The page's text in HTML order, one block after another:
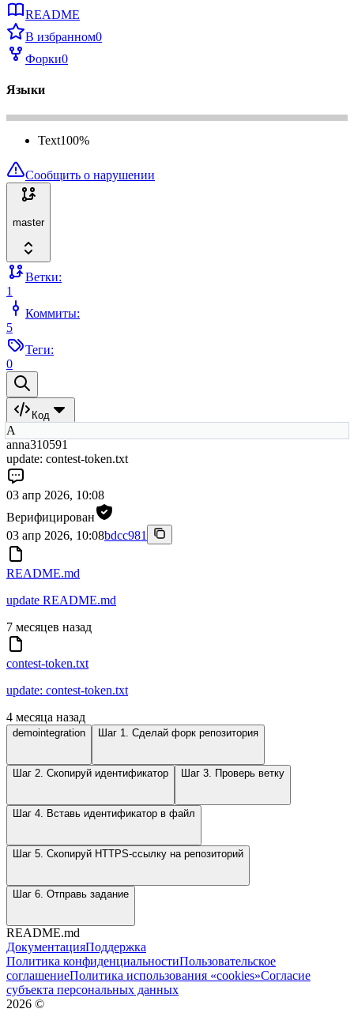
README
В избранном0
Форки0
Языки
Text100%
Сообщить о нарушении
master
Ветки:
1
Коммиты:
5
Теги:
0
Код
A
anna310591
update: contest-token.txt
03 апр 2026, 10:08
Верифицирован
03 апр 2026, 10:08bdcc981
README.md
update README.md
7 месяцев назад
contest-token.txt
update: contest-token.txt
4 месяца назад
demointegration Шаг 1. Сделай форк репозитория
Шаг 2. Скопируй идентификатор Шаг 3. Проверь ветку
Шаг 4. Вставь идентификатор в файл
Шаг 5. Скопируй HTTPS-ссылку на репозиторий
Шаг 6. Отправь задание
README.md
ДокументацияПоддержка
Политика конфиденциальностиПользовательское
соглашениеПолитика использования «cookies»Согласие
субъекта персональных данных
2026 ©